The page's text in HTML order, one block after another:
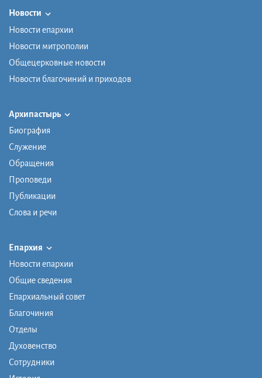
Новости
Новости епархии
Новости митрополии
Общецерковные новости
Новости благочиний и приходов
Архипастырь
Биография
Служение
Обращения
Проповеди
Публикации
Слова и речи
Епархия
Новости епархии
Общие сведения
Епархиальный совет
Благочиния
Отделы
Духовенство
Сотрудники